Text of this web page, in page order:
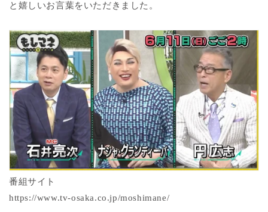
と嬉しいお言葉をいただきました。
番組サイト
https://www.tv-osaka.co.jp/moshimane/